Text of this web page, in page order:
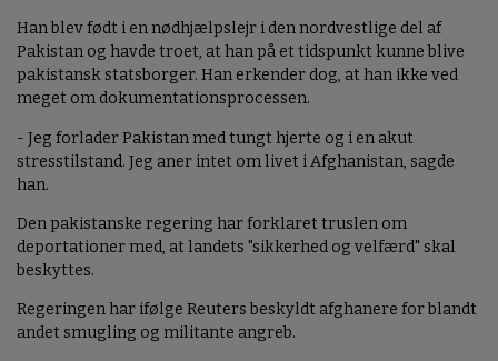
Han blev født i en nødhjælpslejr i den nordvestlige del af
Pakistan og havde troet, at han på et tidspunkt kunne blive
pakistansk statsborger. Han erkender dog, at han ikke ved
meget om dokumentationsprocessen.
- Jeg forlader Pakistan med tungt hjerte og i en akut
stresstilstand. Jeg aner intet om livet i Afghanistan, sagde
han.
Den pakistanske regering har forklaret truslen om
deportationer med, at landets "sikkerhed og velfærd" skal
beskyttes.
Regeringen har ifølge Reuters beskyldt afghanere for blandt
andet smugling og militante angreb.